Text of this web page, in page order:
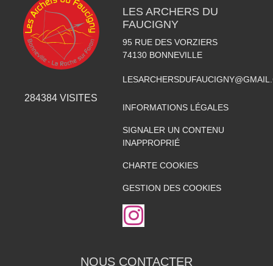
284384 VISITES
LES ARCHERS DU
FAUCIGNY
95 RUE DES VORZIERS
74130 BONNEVILLE
INFORMATIONS LÉGALES
SIGNALER UN CONTENU
INAPPROPRIÉ
CHARTE COOKIES
GESTION DES COOKIES
NOUS CONTACTER